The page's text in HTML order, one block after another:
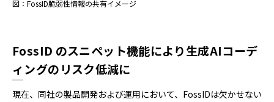
図：FossID脆弱性情報の共有イメージ
FossID のスニペット機能により生成AIコーデ
ィングのリスク低減に
現在、同社の製品開発および運用において、FossIDは欠かせない